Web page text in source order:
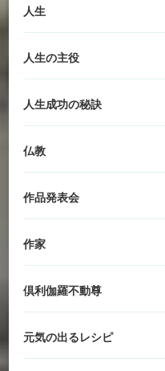
人生
人生の主役
人生成功の秘訣
仏教
作品発表会
作家
倶利伽羅不動尊
元気の出るレシピ